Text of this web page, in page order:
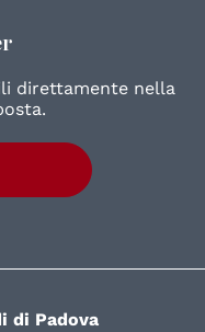
direttamente nella
di Padova